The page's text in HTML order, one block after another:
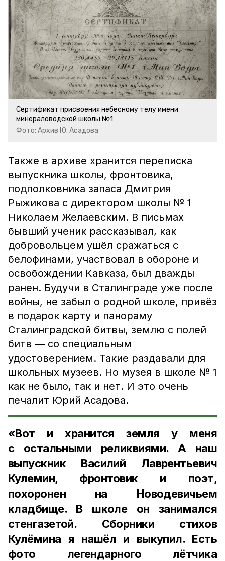
Сертификат присвоения небесному телу имени
минераловодской школы №1
Фото: Архив Ю. Асадова
Также в архиве хранится переписка
выпускника школы, фронтовика,
подполковника запаса Дмитрия
Рыжикова с директором школы № 1
Николаем Желаевским. В письмах
бывший ученик рассказывал, как
добровольцем ушёл сражаться с
белофинами, участвовал в обороне и
освобождении Кавказа, был дважды
ранен. Будучи в Сталинграде уже после
войны, не забыл о родной школе, привёз
в подарок карту и панораму
Сталинградской битвы, землю с полей
битв — со специальным
удостоверением. Такие раздавали для
школьных музеев. Но музея в школе № 1
как не было, так и нет. И это очень
печалит Юрий Асадова.
«Вот и хранится земля у меня
с остальными реликвиями. А наш
выпускник Василий Лаврентьевич
Кулемин, фронтовик и поэт,
похоронен на Новодевичьем
кладбище. В школе он занимался
стенгазетой. Сборники стихов
Кулёмина я нашёл и выкупил. Есть
фото легендарного лётчика